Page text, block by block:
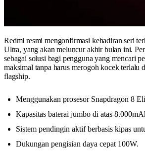
Redmi resmi mengonfirmasi kehadiran seri
Ultra, yang akan meluncur akhir bulan ini.
sebagai solusi bagi pengguna yang mencari
maksimal tanpa harus merogoh kocek terlalu
flagship.
Menggunakan prosesor Snapdragon 8
Kapasitas baterai jumbo di atas
Sistem pendingin aktif berbasis kipas
Dukungan pengisian daya cepat 100W.